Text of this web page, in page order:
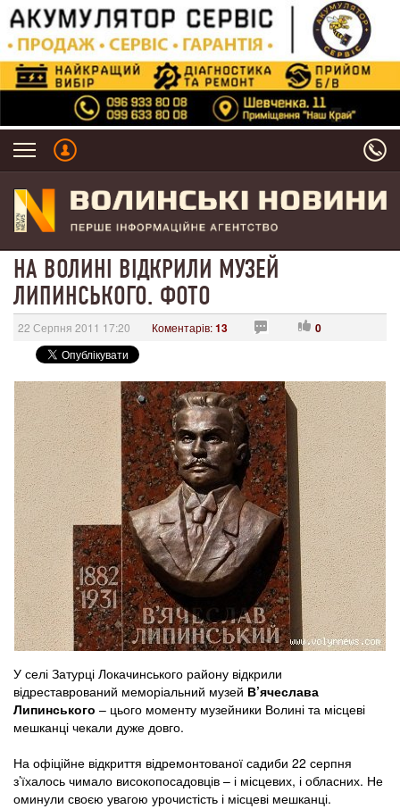
НА ВОЛИНІ ВІДКРИЛИ МУЗЕЙ
ЛИПИНСЬКОГО. ФОТО
22 Серпня 2011 17:20 Коментарів:13 0
У селі Затурці Локачинського району відкрили
відреставрований меморіальний музей В’ячеслава
Липинського – цього моменту музейники Волині та місцеві
мешканці чекали дуже довго.
На офіційне відкриття відремонтованої садиби 22 серпня
з’їхалось чимало високопосадовців – і місцевих, і обласних. Не
оминули своєю увагою урочистість і місцеві мешканці.